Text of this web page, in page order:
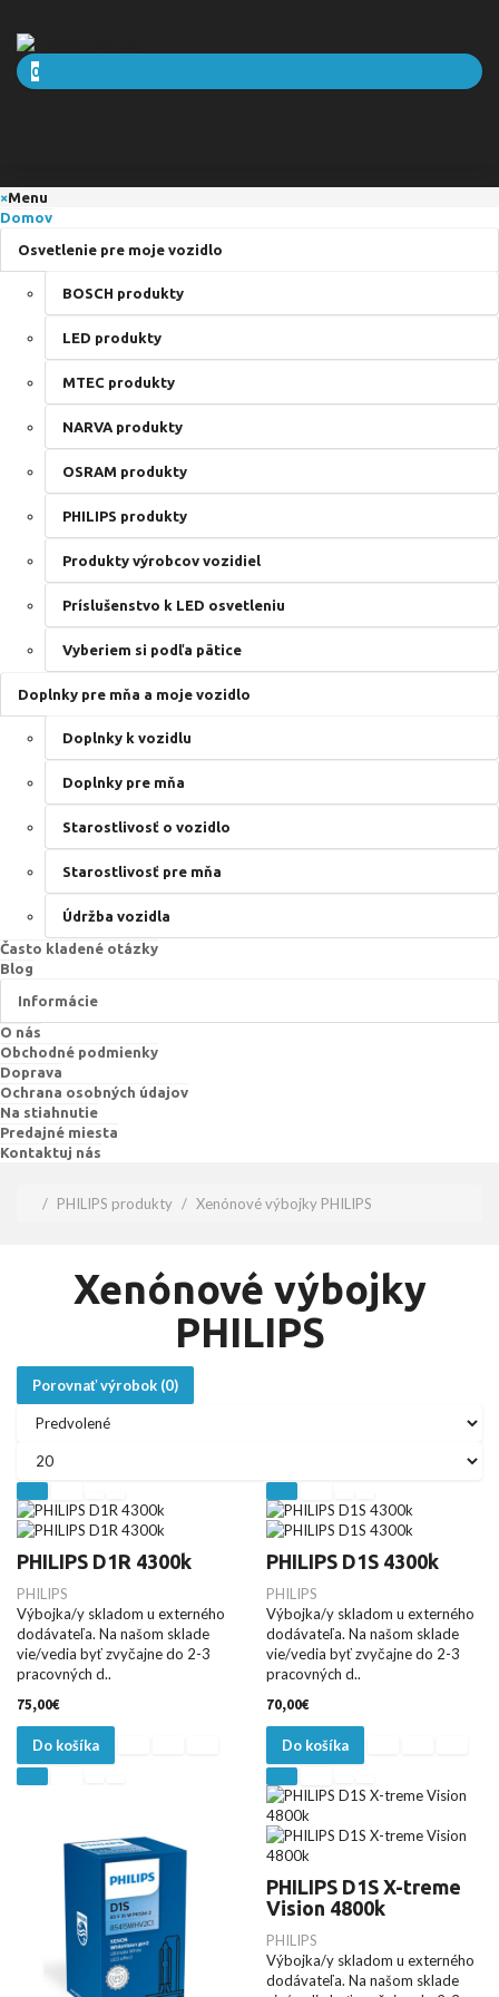
0
×Menu
Domov
Osvetlenie pre moje vozidlo
BOSCH produkty
LED produkty
MTEC produkty
NARVA produkty
OSRAM produkty
PHILIPS produkty
Produkty výrobcov vozidiel
Príslušenstvo k LED osvetleniu
Vyberiem si podľa pätice
Doplnky pre mňa a moje vozidlo
Doplnky k vozidlu
Doplnky pre mňa
Starostlivosť o vozidlo
Starostlivosť pre mňa
Údržba vozidla
Často kladené otázky
Blog
Informácie
O nás
Obchodné podmienky
Doprava
Ochrana osobných údajov
Na stiahnutie
Predajné miesta
Kontaktuj nás
PHILIPS produkty Xenónové výbojky PHILIPS
Xenónové výbojky
PHILIPS
Porovnať výrobok (0)
PHILIPS D1R 4300k
PHILIPS
Výbojka/y skladom u externého
dodávateľa. Na našom sklade
vie/vedia byť zvyčajne do 2-3
pracovných d..
75,00€
Do košíka
PHILIPS D1S 4300k
PHILIPS
Výbojka/y skladom u externého
dodávateľa. Na našom sklade
vie/vedia byť zvyčajne do 2-3
pracovných d..
70,00€
Do košíka
PHILIPS D1S X-treme
Vision 4800k
PHILIPS
Výbojka/y skladom u externého
dodávateľa. Na našom sklade